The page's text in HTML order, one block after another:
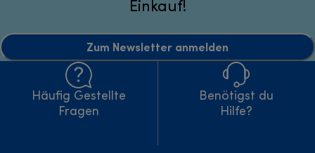
Einkauf!
Zum Newsletter anmelden
Häufig Gestellte
Fragen
Benötigst du
Hilfe?